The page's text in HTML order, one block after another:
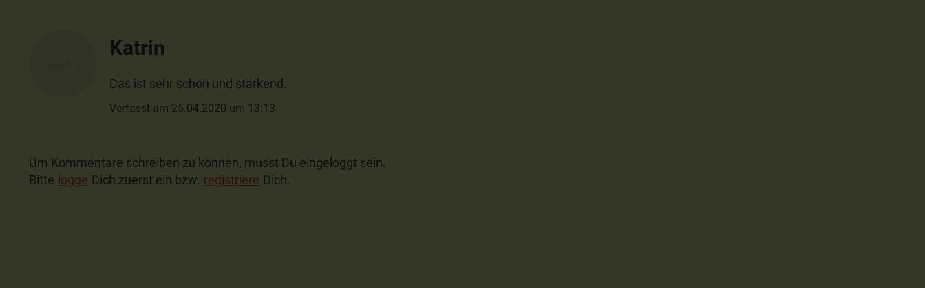
Katrin
Das ist sehr schön und stärkend.
Verfasst am 25.04.2020 um 13:13
Um Kommentare schreiben zu können, musst Du eingeloggt sein.
Bitte logge Dich zuerst ein bzw. registriere Dich.